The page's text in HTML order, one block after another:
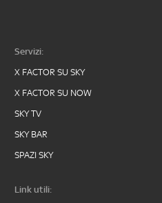
Servizi:
X FACTOR SU SKY
X FACTOR SU NOW
SKY TV
SKY BAR
SPAZI SKY
Link utili: